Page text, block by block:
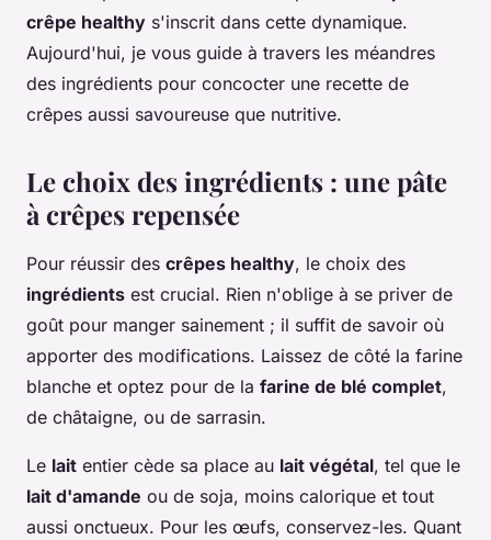
crêpe healthy s'inscrit dans cette dynamique.
Aujourd'hui, je vous guide à travers les méandres
des ingrédients pour concocter une recette de
crêpes aussi savoureuse que nutritive.
Le choix des ingrédients : une pâte
à crêpes repensée
Pour réussir des crêpes healthy, le choix des
ingrédients est crucial. Rien n'oblige à se priver de
goût pour manger sainement ; il suffit de savoir où
apporter des modifications. Laissez de côté la farine
blanche et optez pour de la farine de blé complet,
de châtaigne, ou de sarrasin.
Le lait entier cède sa place au lait végétal, tel que le
lait d'amande ou de soja, moins calorique et tout
aussi onctueux. Pour les œufs, conservez-les. Quant